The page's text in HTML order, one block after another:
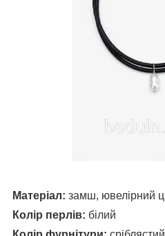
Матеріал: замш, ювелірний
Колір перлів: білий